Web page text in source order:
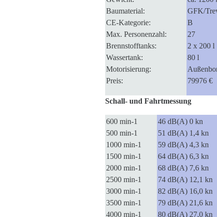
Baumaterial:
CE-Kategorie:
Max. Personenzahl:
Brennstofftanks:
Wassertank:
Motorisierung:
Preis:
GFK/
B
27
2 x 200 l
80 l
79976 €
Schall- und Fahrtmessung
600 min-1
500 min-1
1000 min-1
1500 min-1
2000 min-1
2500 min-1
3000 min-1
3500 min-1
4000 min-1
46 dB(A) 0 kn
51 dB(A) 1,4 kn
59 dB(A) 4,3 kn
64 dB(A) 6,3 kn
68 dB(A) 7,6 kn
74 dB(A) 12,1 kn
82 dB(A) 16,0 kn
79 dB(A) 21,6 kn
80 dB(A) 27,0 kn